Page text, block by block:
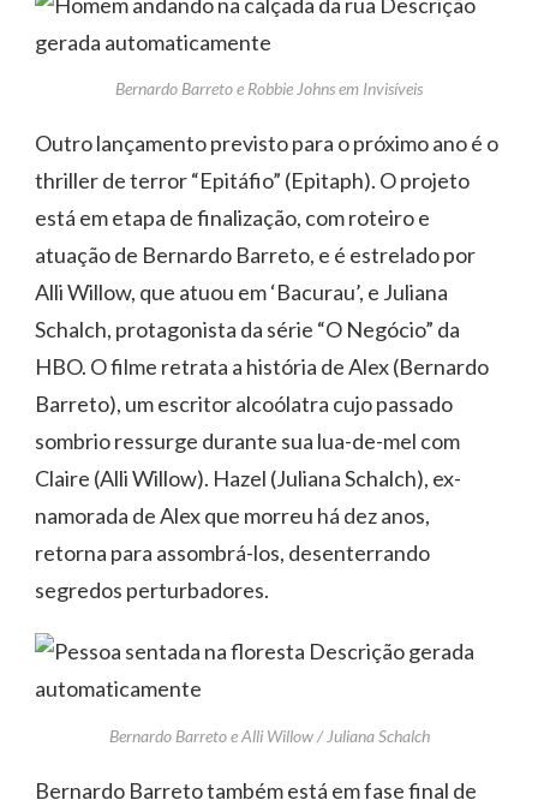
Bernardo Barreto e Robbie Johns em Invisíveis
Outro lançamento previsto para o próximo ano é o
thriller de terror “Epitáfio” (Epitaph). O projeto
está em etapa de finalização, com roteiro e
atuação de Bernardo Barreto, e é estrelado por
Alli Willow, que atuou em ‘Bacurau’, e Juliana
Schalch, protagonista da série “O Negócio” da
HBO. O filme retrata a história de Alex (Bernardo
Barreto), um escritor alcoólatra cujo passado
sombrio ressurge durante sua lua-de-mel com
Claire (Alli Willow). Hazel (Juliana Schalch), ex-
namorada de Alex que morreu há dez anos,
retorna para assombrá-los, desenterrando
segredos perturbadores.
Bernardo Barreto e Alli Willow / Juliana Schalch
Bernardo Barreto também está em fase final de